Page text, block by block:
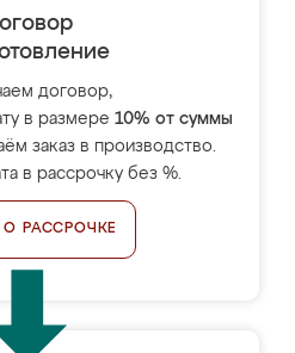
договор,
в размере 10% от суммы
заказ в производство.
в рассрочку без %.
О РАССРОЧКЕ